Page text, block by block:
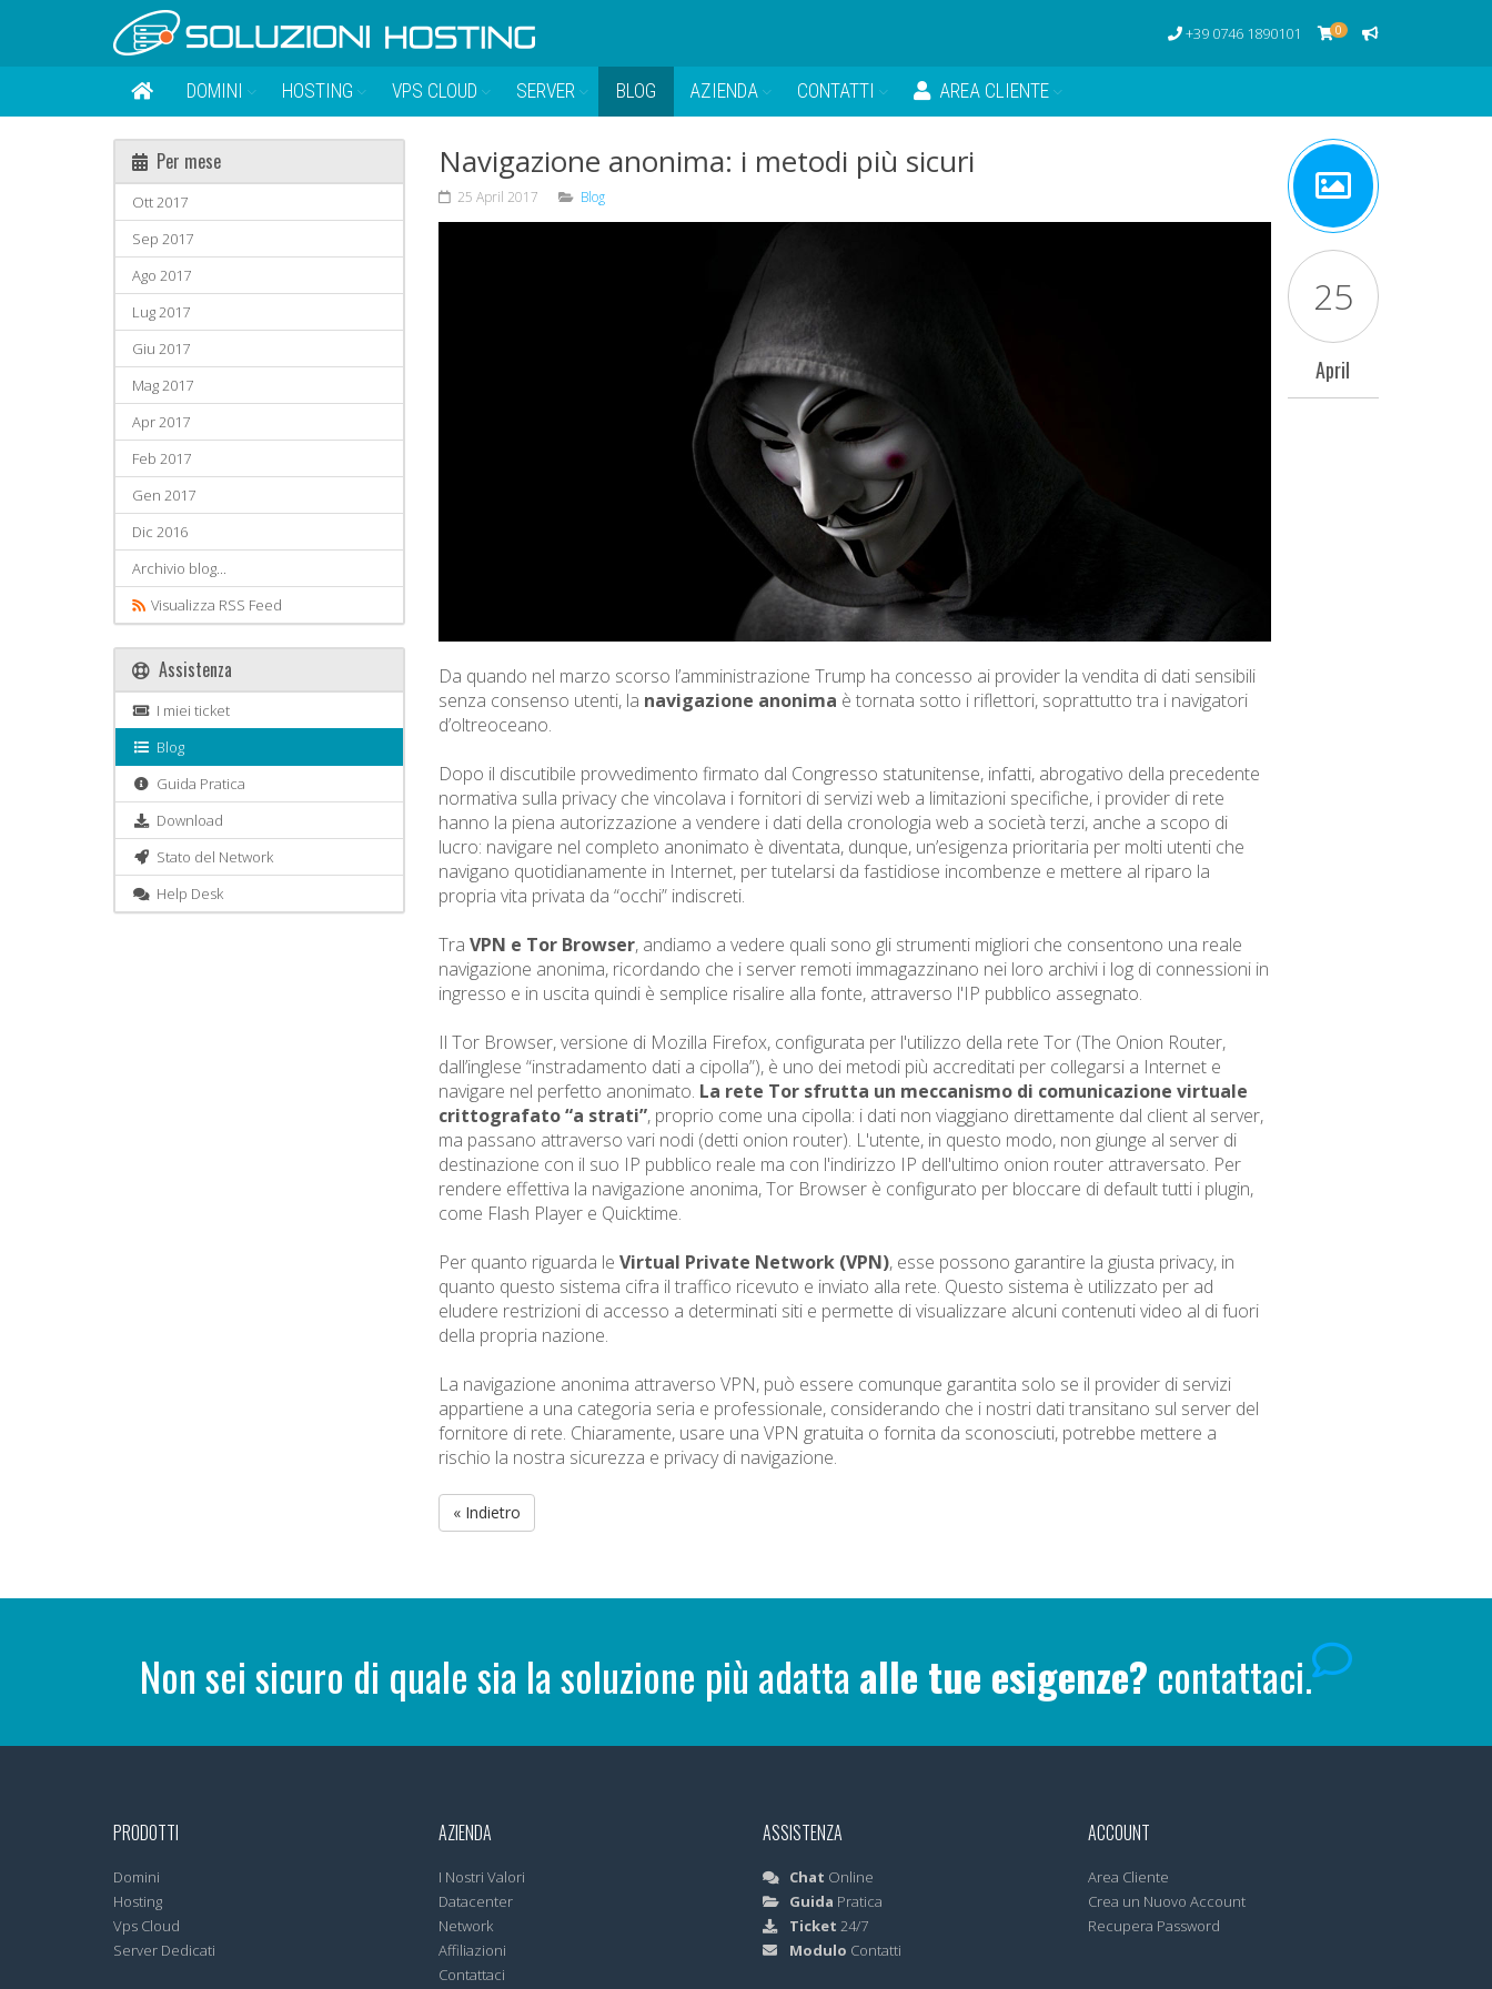
0
+39 0746 1890101
DOMINI HOSTING VPS CLOUD SERVER BLOG AZIENDA CONTATTI AREA CLIENTE
25
April
Navigazione anonima: i metodi più sicuri
25 April 2017 Blog
Per mese
Ott 2017
Sep 2017
Ago 2017
Lug 2017
Giu 2017
Mag 2017
Apr 2017
Feb 2017
Gen 2017
Dic 2016
Archivio blog...
Visualizza RSS Feed
Da quando nel marzo scorso l’amministrazione Trump ha concesso ai provider la vendita di dati sensibili
senza consenso utenti, la navigazione anonima è tornata sotto i riflettori, soprattutto tra i navigatori
d’oltreoceano.
Dopo il discutibile provvedimento firmato dal Congresso statunitense, infatti, abrogativo della precedente
normativa sulla privacy che vincolava i fornitori di servizi web a limitazioni specifiche, i provider di rete
hanno la piena autorizzazione a vendere i dati della cronologia web a società terzi, anche a scopo di
lucro: navigare nel completo anonimato è diventata, dunque, un’esigenza prioritaria per molti utenti che
navigano quotidianamente in Internet, per tutelarsi da fastidiose incombenze e mettere al riparo la
propria vita privata da “occhi” indiscreti.
Tra VPN e Tor Browser, andiamo a vedere quali sono gli strumenti migliori che consentono una reale
navigazione anonima, ricordando che i server remoti immagazzinano nei loro archivi i log di connessioni in
ingresso e in uscita quindi è semplice risalire alla fonte, attraverso l'IP pubblico assegnato.
Il Tor Browser, versione di Mozilla Firefox, configurata per l'utilizzo della rete Tor (The Onion Router,
dall’inglese “instradamento dati a cipolla”), è uno dei metodi più accreditati per collegarsi a Internet e
navigare nel perfetto anonimato. La rete Tor sfrutta un meccanismo di comunicazione virtuale
crittografato “a strati”, proprio come una cipolla: i dati non viaggiano direttamente dal client al server,
ma passano attraverso vari nodi (detti onion router). L'utente, in questo modo, non giunge al server di
destinazione con il suo IP pubblico reale ma con l'indirizzo IP dell'ultimo onion router attraversato. Per
rendere effettiva la navigazione anonima, Tor Browser è configurato per bloccare di default tutti i plugin,
come Flash Player e Quicktime.
Per quanto riguarda le Virtual Private Network (VPN), esse possono garantire la giusta privacy, in
quanto questo sistema cifra il traffico ricevuto e inviato alla rete. Questo sistema è utilizzato per ad
eludere restrizioni di accesso a determinati siti e permette di visualizzare alcuni contenuti video al di fuori
della propria nazione.
La navigazione anonima attraverso VPN, può essere comunque garantita solo se il provider di servizi
appartiene a una categoria seria e professionale, considerando che i nostri dati transitano sul server del
fornitore di rete. Chiaramente, usare una VPN gratuita o fornita da sconosciuti, potrebbe mettere a
rischio la nostra sicurezza e privacy di navigazione.
« Indietro
Assistenza
I miei ticket
Blog
Guida Pratica
Download
Stato del Network
Help Desk
Non sei sicuro di quale sia la soluzione più adattaalle tue esigenze? contattaci.
PRODOTTI
Domini
Hosting
Vps Cloud
Server Dedicati
AZIENDA
I Nostri Valori
Datacenter
Network
Affiliazioni
Contattaci
ASSISTENZA
Chat Online
Guida Pratica
Ticket 24/7
Modulo Contatti
ACCOUNT
Area Cliente
Crea un Nuovo Account
Recupera Password